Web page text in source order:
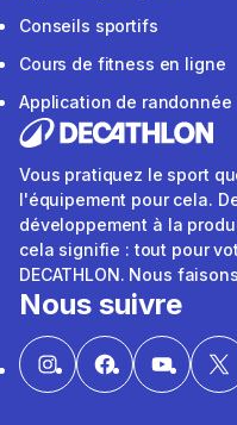
Conseils sportifs
Cours de fitness en ligne
Application de randonnée
Vous pratiquez le sport
l'équipement pour cela.
développement à la
cela signifie : tout pour
DECATHLON. Nous
Nous suivre